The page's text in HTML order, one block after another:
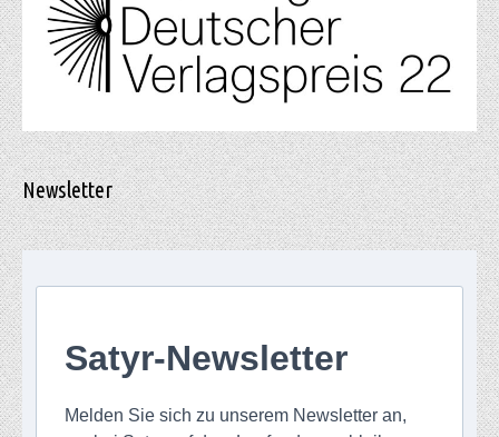
Newsletter
Satyr-Newsletter
Melden Sie sich zu unserem Newsletter an,